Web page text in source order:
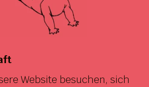
Website besuchen, sich